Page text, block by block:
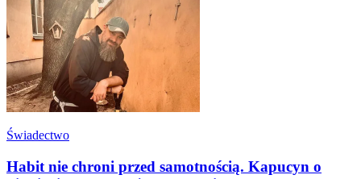
Świadectwo
Habit nie chroni przed samotnością. Kapucyn o